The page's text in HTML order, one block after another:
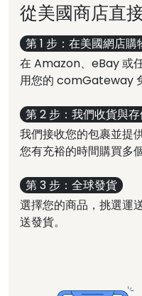
從美國商店直
第 1 步：在美國網店購
在 Amazon、eBay 或
用您的 comGateway
第 2 步：我們收貨與
我們接收您的包裹並提
您有充裕的時間購買多
第 3 步：全球發貨
選擇您的商品，挑選運
送發貨。